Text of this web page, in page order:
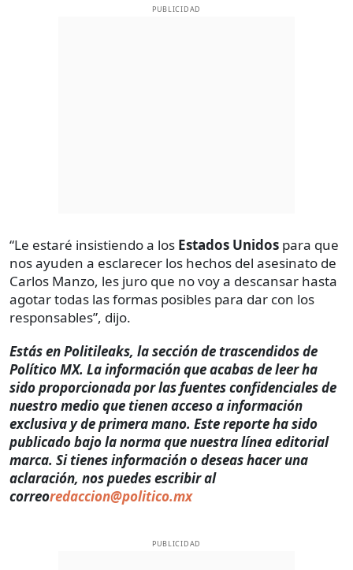
PUBLICIDAD
“Le estaré insistiendo a los Estados Unidos para que
nos ayuden a esclarecer los hechos del asesinato de
Carlos Manzo, les juro que no voy a descansar hasta
agotar todas las formas posibles para dar con los
responsables”, dijo.
Estás en Politileaks, la sección de trascendidos de
Político MX. La información que acabas de leer ha
sido proporcionada por las fuentes confidenciales de
nuestro medio que tienen acceso a información
exclusiva y de primera mano. Este reporte ha sido
publicado bajo la norma que nuestra línea editorial
marca. Si tienes información o deseas hacer una
aclaración, nos puedes escribir al
correoredaccion@politico.mx
PUBLICIDAD